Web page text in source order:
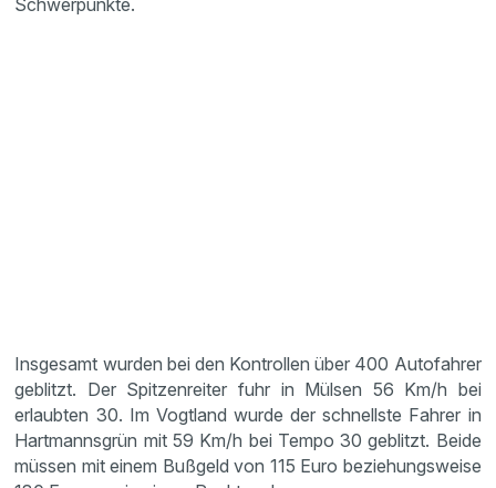
Schwerpunkte.
Insgesamt wurden bei den Kontrollen über 400 Autofahrer
geblitzt. Der Spitzenreiter fuhr in Mülsen 56 Km/h bei
erlaubten 30. Im Vogtland wurde der schnellste Fahrer in
Hartmannsgrün mit 59 Km/h bei Tempo 30 geblitzt. Beide
müssen mit einem Bußgeld von 115 Euro beziehungsweise